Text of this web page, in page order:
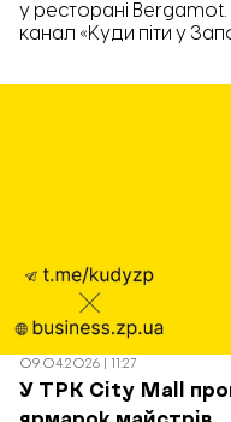
у ресторані
канал «Куди піти у
09.04.2026 | 11:27
У ТРК City Mall
ярмарок майстрів